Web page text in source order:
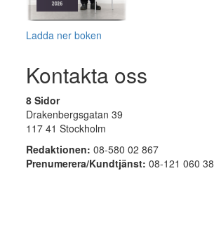
Ladda ner boken
Kontakta oss
8 Sidor
Drakenbergsgatan 39
117 41 Stockholm
Redaktionen: 08-580 02 867
Prenumerera/Kundtjänst: 08-121 060 38